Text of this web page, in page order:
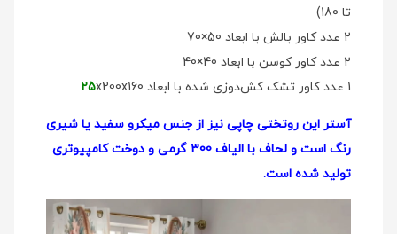
تا 180)
2 عدد کاور بالش با ابعاد 50×70
2 عدد کاور کوسن با ابعاد 40×40
1 عدد کاور تشک کش‌دوزی شده با ابعاد
25x200x160
آستر این روتختی چاپی نیز از جنس میکرو سفید یا شیری
رنگ است و لحاف با الیاف 300 گرمی و دوخت کامپیوتری
تولید شده است.